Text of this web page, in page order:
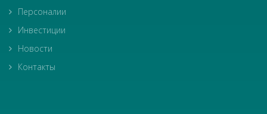
Персоналии
Инвестиции
Новости
Контакты